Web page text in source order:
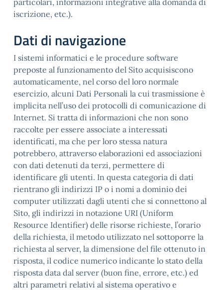
particolari, informazioni integrative alla domanda di
iscrizione, etc.).
Dati di navigazione
I sistemi informatici e le procedure software
preposte al funzionamento del Sito acquisiscono
automaticamente, nel corso del loro normale
esercizio, alcuni Dati Personali la cui trasmissione è
implicita nell’uso dei protocolli di comunicazione di
Internet. Si tratta di informazioni che non sono
raccolte per essere associate a interessati
identificati, ma che per loro stessa natura
potrebbero, attraverso elaborazioni ed associazioni
con dati detenuti da terzi, permettere di
identificare gli utenti. In questa categoria di dati
rientrano gli indirizzi IP o i nomi a dominio dei
computer utilizzati dagli utenti che si connettono al
Sito, gli indirizzi in notazione URI (Uniform
Resource Identifier) delle risorse richieste, l’orario
della richiesta, il metodo utilizzato nel sottoporre la
richiesta al server, la dimensione del file ottenuto in
risposta, il codice numerico indicante lo stato della
risposta data dal server (buon fine, errore, etc.) ed
altri parametri relativi al sistema operativo e